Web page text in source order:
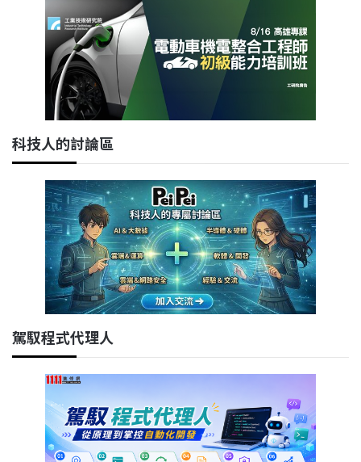
科技人的討論區
駕馭程式代理人